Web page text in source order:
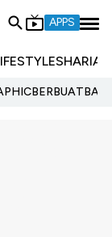
APPS
SHARIA